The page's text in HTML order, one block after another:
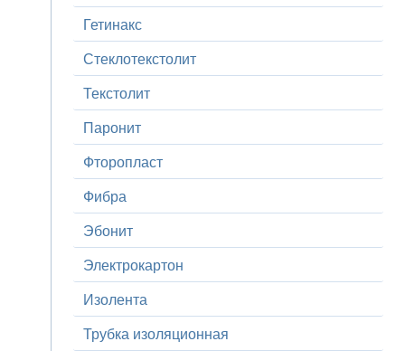
Гетинакс
Стеклотекстолит
Текстолит
Паронит
Фторопласт
Фибра
Эбонит
Электрокартон
Изолента
Трубка изоляционная